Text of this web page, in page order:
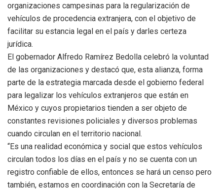
organizaciones campesinas para la regularización de
vehículos de procedencia extranjera, con el objetivo de
facilitar su estancia legal en el país y darles certeza
jurídica.
El gobernador Alfredo Ramírez Bedolla celebró la voluntad
de las organizaciones y destacó que, esta alianza, forma
parte de la estrategia marcada desde el gobierno federal
para legalizar los vehículos extranjeros que están en
México y cuyos propietarios tienden a ser objeto de
constantes revisiones policiales y diversos problemas
cuando circulan en el territorio nacional.
“Es una realidad económica y social que estos vehículos
circulan todos los días en el país y no se cuenta con un
registro confiable de ellos, entonces se hará un censo pero
también, estamos en coordinación con la Secretaría de